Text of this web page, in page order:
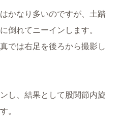
かなり多いのですが、土踏
倒れてニーインします。
では右足を後ろから撮影し
し、結果として股関節内旋
。